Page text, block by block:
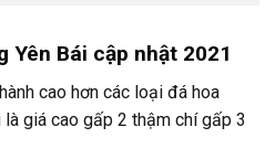
Yên Bái cập nhật 2021
cao hơn các loại đá hoa
giá cao gấp 2 thậm chí gấp 3